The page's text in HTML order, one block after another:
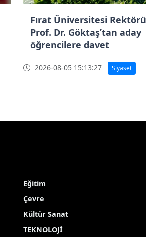
Fırat Üniversitesi Rektörü
Prof. Dr. Göktaş’tan aday
öğrencilere davet
2026-08-05 15:13:27 Siyaset
Eğitim
Çevre
Kültür Sanat
TEKNOLOJİ